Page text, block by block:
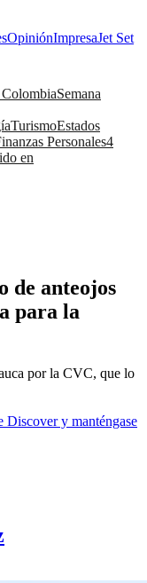
OpiniónImpresaJet Set
Semana
TurismoEstados
Personales4
en
de anteojos
para la
por la CVC, que lo
y manténgase